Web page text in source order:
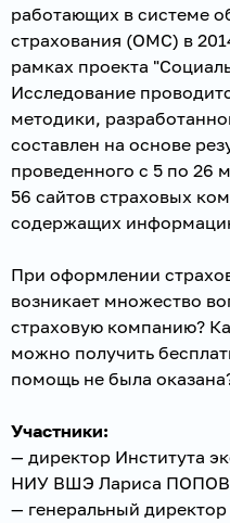
работающих в системе
страхования (ОМС) в
рамках проекта
Исследование
методики,
составлен на основе
проведенного с 5 по 26
56 сайтов страховых
содержащих
При оформлении
возникает множество
страховую компанию?
можно получить
помощь не была
Участники:
— директор Института
НИУ ВШЭ Лариса
— генеральный